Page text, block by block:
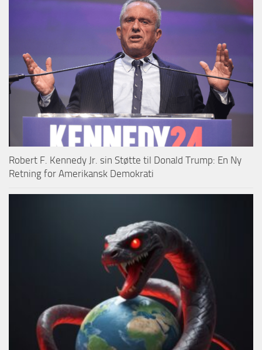
Robert F. Kennedy Jr. sin Støtte til Donald Trump: En Ny
Retning for Amerikansk Demokrati